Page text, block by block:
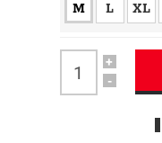
M L XL
+
-